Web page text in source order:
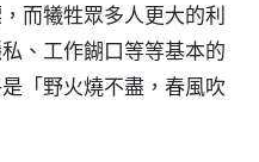
而犧牲眾多人更大的利
、工作餬口等等基本的
「野火燒不盡，春風吹